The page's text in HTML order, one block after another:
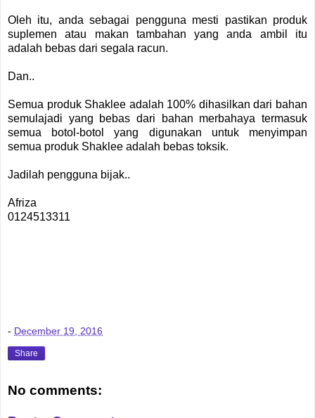
Oleh itu, anda sebagai pengguna mesti pastikan produk
suplemen atau makan tambahan yang anda ambil itu
adalah bebas dari segala racun.
Dan..
Semua produk Shaklee adalah 100% dihasilkan dari bahan
semulajadi yang bebas dari bahan merbahaya termasuk
semua botol-botol yang digunakan untuk menyimpan
semua produk Shaklee adalah bebas toksik.
Jadilah pengguna bijak..
Afriza
0124513311
- December 19, 2016
Share
No comments: